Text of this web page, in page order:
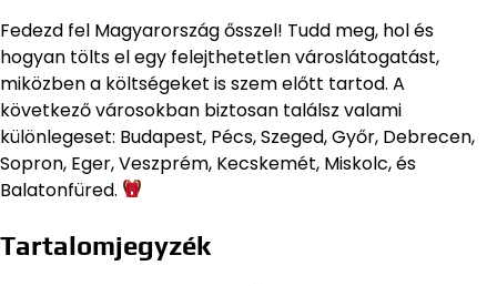
Fedezd fel Magyarország ősszel! Tudd meg, hol és
hogyan tölts el egy felejthetetlen városlátogatást,
miközben a költségeket is szem előtt tartod. A
következő városokban biztosan találsz valami
különlegeset: Budapest, Pécs, Szeged, Győr, Debrecen,
Sopron, Eger, Veszprém, Kecskemét, Miskolc, és
Balatonfüred.
Tartalomjegyzék